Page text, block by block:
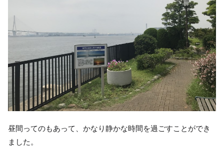
昼間ってのもあって、かなり静かな時間を過ごすことができ
ました。